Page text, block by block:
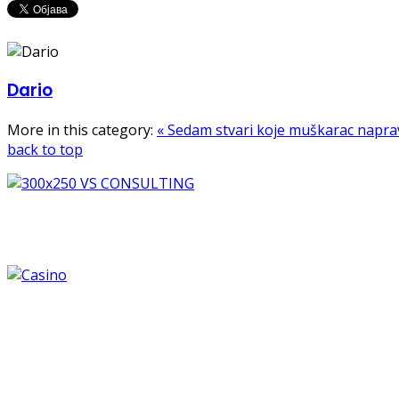
Dario
More in this category: « Sedam stvari koje muškarac
back to top